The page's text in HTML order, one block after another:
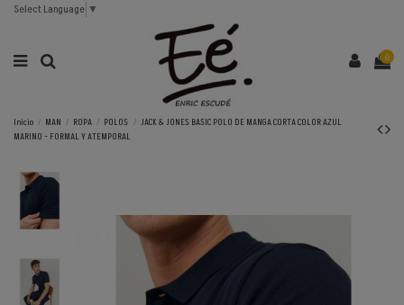
Select Language ▼
0
Inicio MAN ROPA POLOS
JACK & JONES BASIC POLO DE MANGA CORTA COLOR AZUL
MARINO - FORMAL Y ATEMPORAL